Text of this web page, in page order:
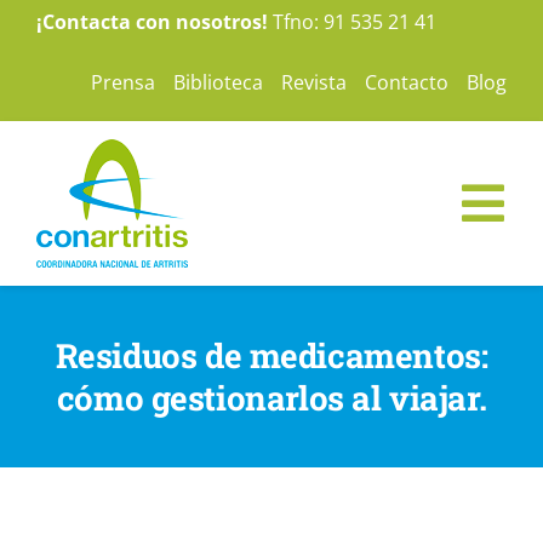
Saltar¡Contacta con nosotros! Tfno: 91 535 21 41
Prensa Biblioteca Revista Contacto Blog
Residuos de medicamentos:
cómo gestionarlos al viajar.